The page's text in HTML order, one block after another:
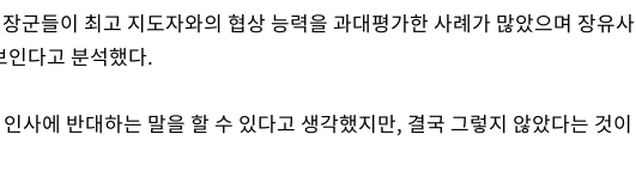
군들이 최고 지도자와의 협상 능력을 과대평가한 사례가 많았으며 장유사
인다고 분석했다.
사에 반대하는 말을 할 수 있다고 생각했지만, 결국 그렇지 않았다는 것이